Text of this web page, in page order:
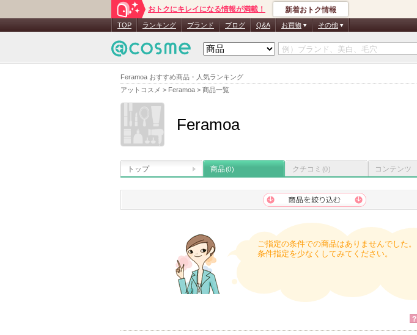
Feramoa おすすめ商品・人気ランキング
アットコスメ > Feramoa > 商品一覧
おトクにキレイになる情報が満載！ 新着おトク情報
TOP ランキング ブランド ブログ Q&A お買物 その他
Feramoa
トップ 商品(0) クチコミ (0) コンテンツ
ご指定の条件での商品はありませんでした。
条件指定を少なくしてみてください。
?